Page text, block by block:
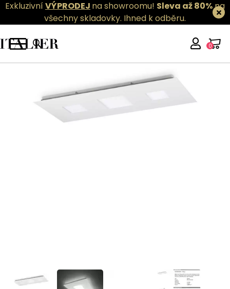
ExkluzivníVÝPRODEJ na showroomu! Sleva až 80%na
všechny skladovky. Ihned k odběru.
0